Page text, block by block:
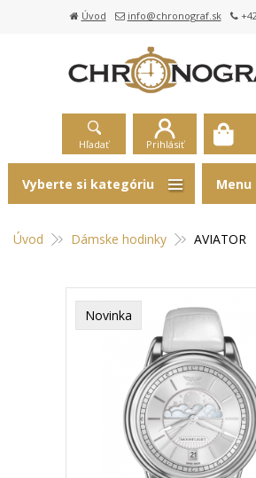
Úvod info@chronograf.sk
Hľadať Prihlásiť
Úvod Dámske hodinky AVIATOR
Novinka
Vyberte si kategóriu Menu